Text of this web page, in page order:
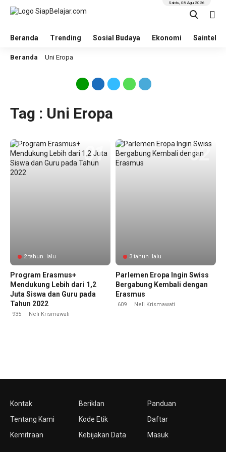
Beranda Trending Sosial Budaya Ekonomi Saintek
Sabtu, 08 Agu 2026
Beranda Uni Eropa
Tag : Uni Eropa
2 tahun lalu
Program Erasmus+
Mendukung Lebih dari 1,2
Juta Siswa dan Guru pada
Tahun 2022
935 Neli Krismawati
3 tahun lalu
Parlemen Eropa Ingin Swiss
Bergabung Kembali dengan
Erasmus
609 Neli Krismawati
Kontak
Tentang Kami
Kemitraan
Beriklan
Kode Etik
Kebijakan Data
Panduan
Daftar
Masuk